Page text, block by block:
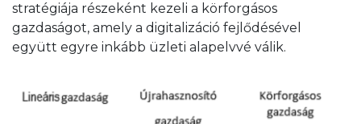
stratégiája részeként kezeli a körforgásos
gazdaságot, amely a digitalizáció fejlődésével
együtt egyre inkább üzleti alapelvvé válik.